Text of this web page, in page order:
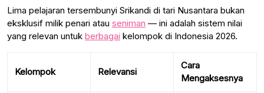
Lima pelajaran tersembunyi Srikandi di tari Nusantara bukan
eksklusif milik penari atau seniman — ini adalah sistem nilai
yang relevan untuk berbagai kelompok di Indonesia 2026.
Kelompok Relevansi
Cara
Mengaksesnya